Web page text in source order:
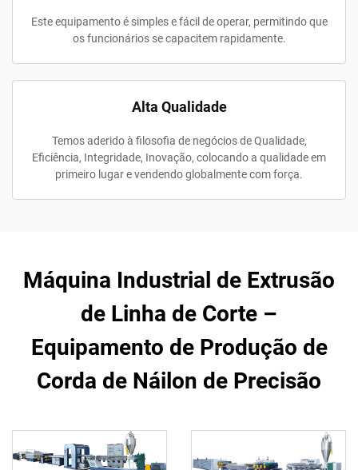
Este equipamento é simples e fácil de operar, permitindo que
os funcionários se capacitem rapidamente.
Alta Qualidade
Temos aderido à filosofia de negócios de Qualidade,
Eficiência, Integridade, Inovação, colocando a qualidade em
primeiro lugar e vendendo globalmente com força.
Máquina Industrial de Extrusão
de Linha de Corte –
Equipamento de Produção de
Corda de Náilon de Precisão